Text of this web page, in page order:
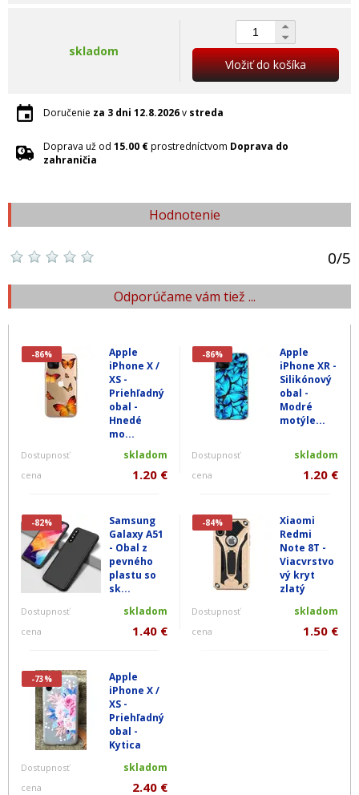
skladom
Vložiť do košíka
Doručenie za 3 dni 12.8.2026v streda
Doprava už od 15.00 €prostredníctvom Doprava do
zahraničia
Hodnotenie
0/5
Odporúčame vám tiež ...
-86%
Apple
iPhone X /
XS -
Priehľadný
obal -
Hnedé
mo...
Dostupnosť skladom
cena 1.20 €
-86%
Apple
iPhone XR -
Silikónový
obal -
Modré
motýle...
Dostupnosť skladom
cena 1.20 €
-82%
Samsung
Galaxy A51
- Obal z
pevného
plastu so
sk...
Dostupnosť skladom
cena 1.40 €
-84%
Xiaomi
Redmi
Note 8T -
Viacvrstvo
vý kryt
zlatý
Dostupnosť skladom
cena 1.50 €
-73%
Apple
iPhone X /
XS -
Priehľadný
obal -
Kytica
Dostupnosť skladom
cena 2.40 €